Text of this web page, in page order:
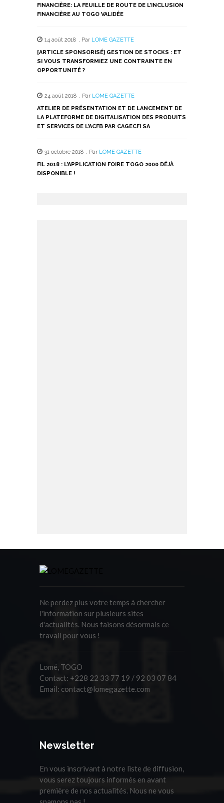
FINANCIÈRE: LA FEUILLE DE ROUTE DE L’INCLUSION
FINANCIÈRE AU TOGO VALIDÉE
14 août 2018 , Par LOME GAZETTE
[ARTICLE SPONSORISÉ] GESTION DE STOCKS : ET
SI VOUS TRANSFORMIEZ UNE CONTRAINTE EN
OPPORTUNITÉ ?
24 août 2018 , Par LOME GAZETTE
ATELIER DE PRÉSENTATION ET DE LANCEMENT DE
LA PLATEFORME DE DIGITALISATION DES PRODUITS
ET SERVICES DE L’ACFB PAR CAGECFI SA
31 octobre 2018 , Par LOME GAZETTE
FIL 2018 : L’APPLICATION FOIRE TOGO 2000 DÉJÀ
DISPONIBLE !
Ne perdez plus votre temps à chercher
l'information sur plusieurs sites
d'actualités. Nous faisons désormais ce
travail pour vous !
Lomé, TOGO
Contact: +228 22 33 77 19 / 92 03 07 84
Email: contact@lomegazette.com
Newsletter
En vous inscrivant à notre liste de diffusion,
vous serez toujours informés en avant
première de nos actualités. Nous ne vous